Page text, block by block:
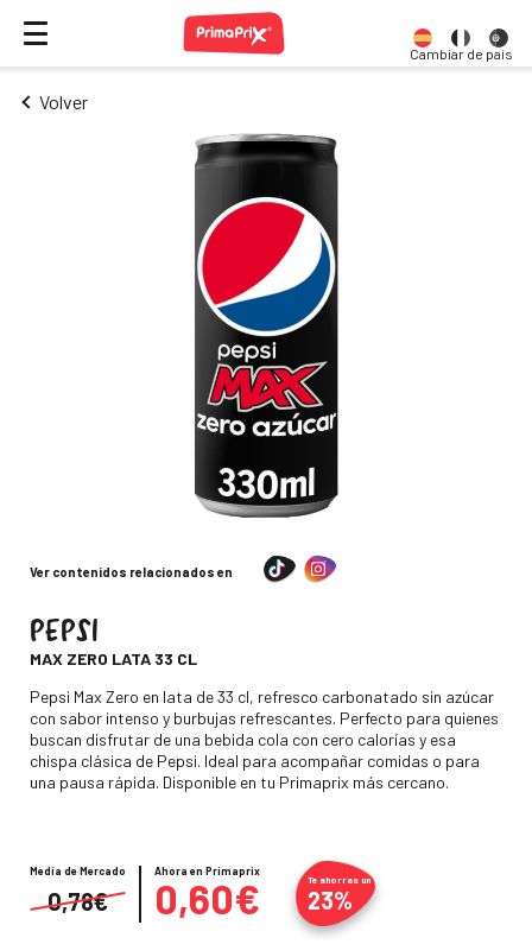
Cambiar de país
Volver
Ver contenidos relacionados en
PEPSI
MAX ZERO LATA 33 CL
Descripción
Pepsi Max Zero en lata de 33 cl, refresco carbonatado sin azúcar
con sabor intenso y burbujas refrescantes. Perfecto para quienes
buscan disfrutar de una bebida cola con cero calorías y esa
chispa clásica de Pepsi. Ideal para acompañar comidas o para
una pausa rápida. Disponible en tu Primaprix más cercano.
Precio
Media de Mercado
0,78€
Ahora en Primaprix
0,60€ Te ahorras un
23%